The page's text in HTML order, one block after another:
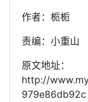
作者：栀栀
责编：小重山
原文地址：
http://
979e86db92c